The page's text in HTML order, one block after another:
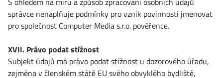
správce nenaplňuje podmínky pro vznik povinnosti jmenovat
pro společnost Computer Media s.r.o. pověřence.
XVII. Právo podat stížnost
Subjekt údajů má právo podat stížnost u dozorového úřadu,
zejména v členském státě EU svého obvyklého bydliště,